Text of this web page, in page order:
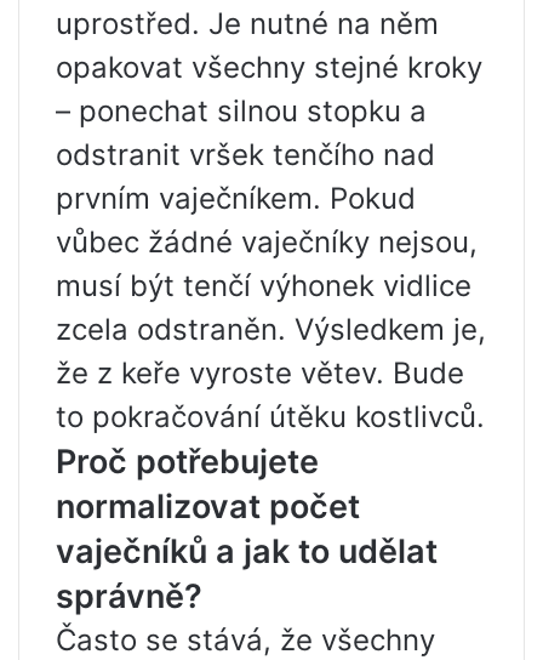
uprostřed. Je nutné na něm
opakovat všechny stejné kroky
– ponechat silnou stopku a
odstranit vršek tenčího nad
prvním vaječníkem. Pokud
vůbec žádné vaječníky nejsou,
musí být tenčí výhonek vidlice
zcela odstraněn. Výsledkem je,
že z keře vyroste větev. Bude
to pokračování útěku kostlivců.
Proč potřebujete
normalizovat počet
vaječníků a jak to udělat
správně?
Často se stává, že všechny